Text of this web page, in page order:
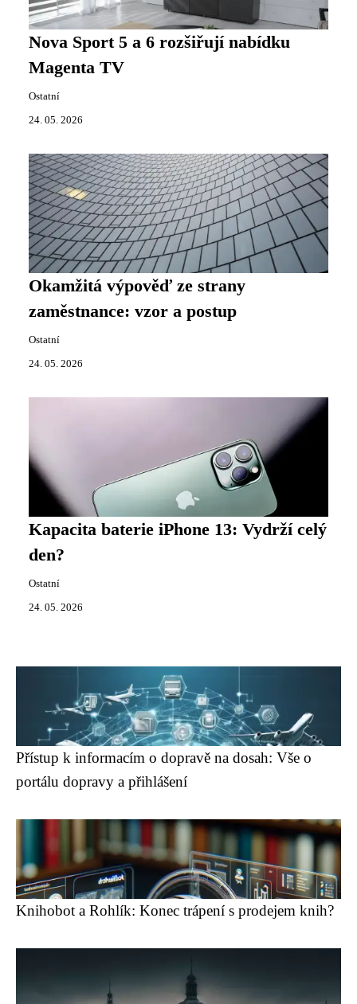
Nova Sport 5 a 6 rozšiřují nabídku
Magenta TV
Ostatní
24. 05. 2026
Okamžitá výpověď ze strany
zaměstnance: vzor a postup
Ostatní
24. 05. 2026
Kapacita baterie iPhone 13: Vydrží celý
den?
Ostatní
24. 05. 2026
Přístup k informacím o dopravě na dosah: Vše o
portálu dopravy a přihlášení
Knihobot a Rohlík: Konec trápení s prodejem knih?